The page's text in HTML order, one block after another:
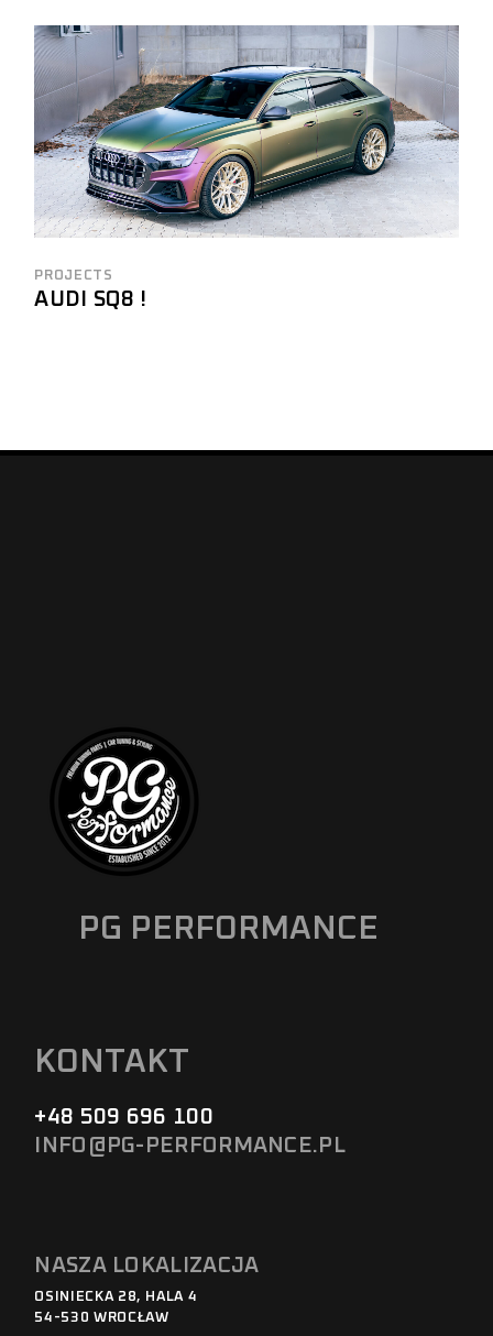
PROJECTS
AUDI SQ8 !
PG PERFORMANCE
KONTAKT
+48 509 696 100
INFO@PG-PERFORMANCE.PL
NASZA LOKALIZACJA
OSINIECKA 28, HALA 4
54-530 WROCŁAW